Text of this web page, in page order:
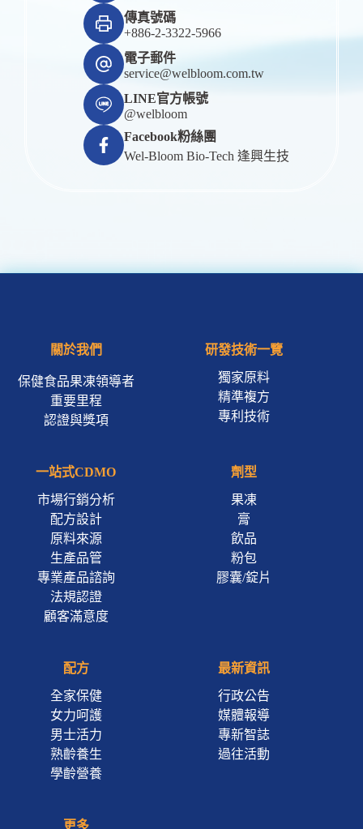
傳真號碼
+886-2-3322-5966
電子郵件
service@welbloom.com.tw
LINE官方帳號
@welbloom
Facebook粉絲團
Wel-Bloom Bio-Tech 逢興生技
關於我們
保健食品果凍領導者
重要里程
認證與獎項
研發技術一覽
獨家原料
精準複方
專利技術
一站式CDMO
市場行銷分析
配方設計
原料來源
生產品管
專業產品諮詢
法規認證
顧客滿意度
劑型
果凍
膏
飲品
粉包
膠囊/錠片
配方
全家保健
女力呵護
男士活力
熟齡養生
學齡營養
最新資訊
行政公告
媒體報導
專新智誌
過往活動
更多